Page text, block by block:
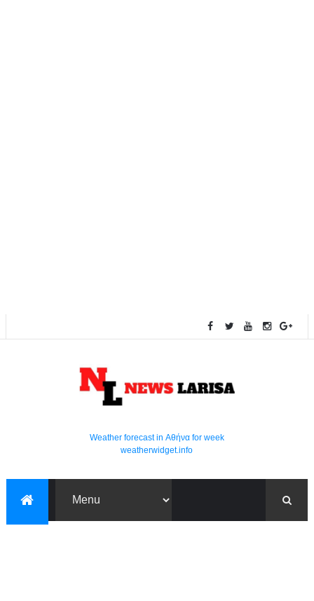
Weather forecast in Αθήνα for week
weatherwidget.info